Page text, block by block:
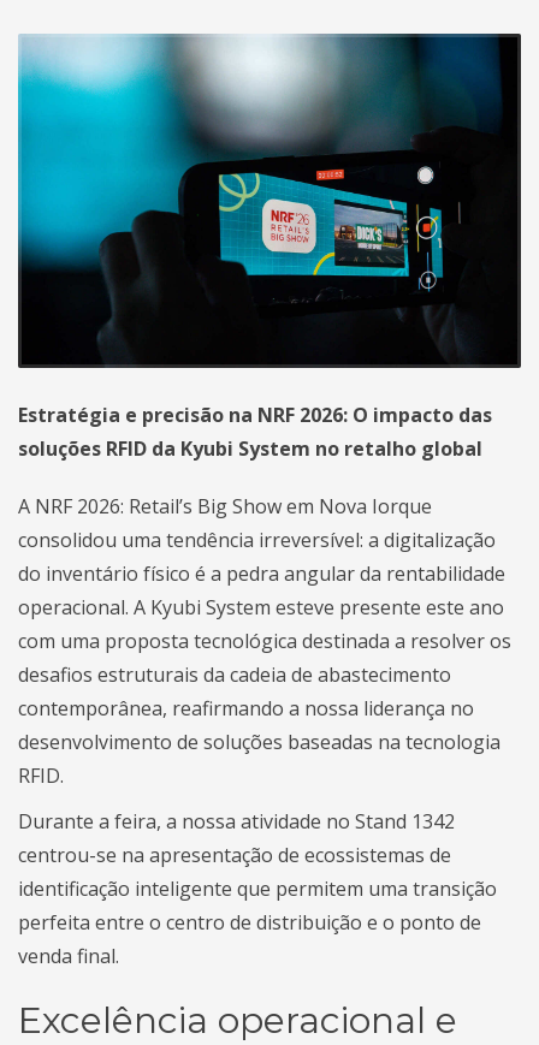
Estratégia e precisão na NRF 2026: O impacto das
soluções RFID da Kyubi System no retalho global
A NRF 2026: Retail’s Big Show em Nova Iorque
consolidou uma tendência irreversível: a digitalização
do inventário físico é a pedra angular da rentabilidade
operacional. A Kyubi System esteve presente este ano
com uma proposta tecnológica destinada a resolver os
desafios estruturais da cadeia de abastecimento
contemporânea, reafirmando a nossa liderança no
desenvolvimento de soluções baseadas na tecnologia
RFID.
Durante a feira, a nossa atividade no Stand 1342
centrou-se na apresentação de ecossistemas de
identificação inteligente que permitem uma transição
perfeita entre o centro de distribuição e o ponto de
venda final.
Excelência operacional e